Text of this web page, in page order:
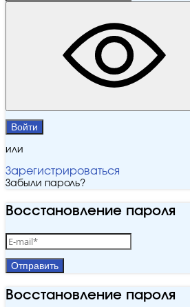
Войти
или
Зарегистрироваться
Забыли пароль?
Восстановление пароля
Отправить
Восстановление пароля